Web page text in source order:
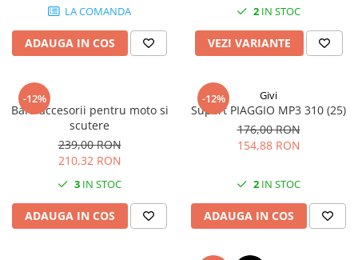
LA COMANDA
ADAUGA IN COS
2 IN STOC
VEZI VARIANTE
-12%
Bara accesorii pentru moto si
scutere
239,00 RON
210,32 RON
3 IN STOC
ADAUGA IN COS
-12% Givi
Suport PIAGGIO MP3 310 (25)
176,00 RON
154,88 RON
2 IN STOC
ADAUGA IN COS